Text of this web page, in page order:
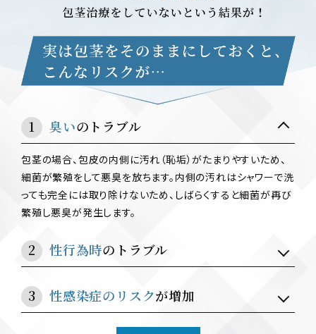
臭いのトラブル
包茎の場合、包皮の内側に汚れ（恥垢）がたまりやすいため、
細菌が繁殖をして悪臭を放ちます。内側の汚れはシャワーで洗
っても完全には取り除けないため、しばらくすると細菌が再び
繁殖し悪臭が発生します。
性行為時のトラブル
性感染症のリスクが増加